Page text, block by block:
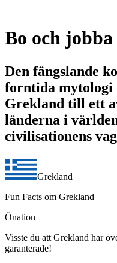
1
of
Bo och
Den fängslande
forntida mytologi
Grekland till ett
länderna i
civilisationens
Grekland
Fun Facts om Grekland
Önation
Visste du att Grekland har
garanterade!